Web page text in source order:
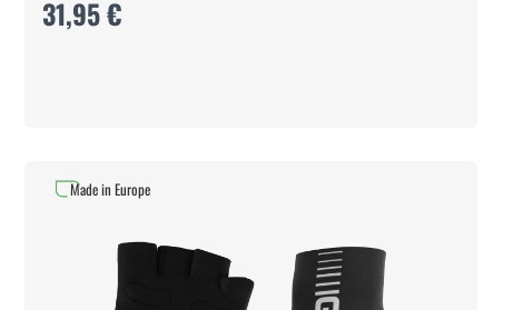
31,95 €
Made in Europe